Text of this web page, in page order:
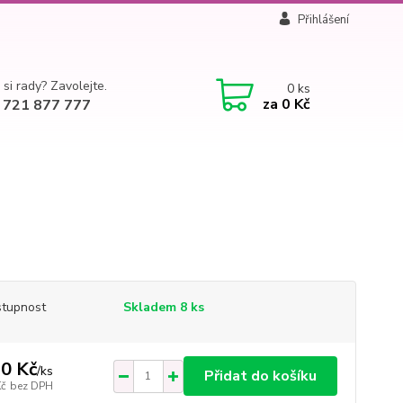
Přihlášení
rady? Zavolejte.
877 777
0ks
za 0 Kč
Skladem 8 ks
Kč/ks
bez DPH Přidat do košíku